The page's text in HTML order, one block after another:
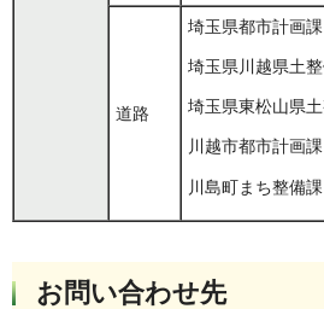
道路
埼玉県都市計画課
埼玉県川越県土
埼玉県東松山県
川越市都市計画課
川島町まち整備課
お問い合わせ先